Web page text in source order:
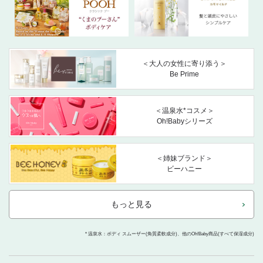
＜大人の女性に寄り添う＞
Be Prime
＜温泉水*コスメ＞
Oh!Babyシリーズ
＜姉妹ブランド＞
ビーハニー
もっと見る
* 温泉水：ボディ スムーザー(角質柔軟成分)、他のOh!Baby商品(すべて保湿成分)